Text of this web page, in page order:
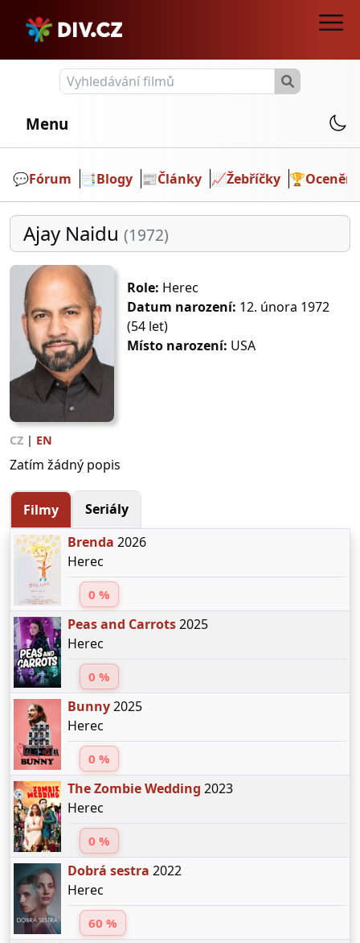
Menu
💬️Fórum 📑Blogy 📰Články 📈Žebříčky 🏆Ocenění
Ajay Naidu (1972)
Role: Herec
Datum narození: 12. února 1972
(54 let)
Místo narození: USA
CZ | EN
Zatím žádný popis
Filmy
Seriály
Brenda 2026
Herec
0 %
Peas and Carrots2025
Herec
0 %
Bunny2025
Herec
0 %
The Zombie Wedding 2023
Herec
0 %
Dobrá sestra 2022
Herec
60 %